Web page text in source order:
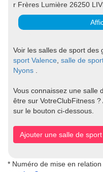
r Frères Lumière 26250
Voir les salles de sport des
sport Valence salle de
Nyons
Vous connaissez une salle
être sur VotreClubFitness
sur le bouton ci-dessous.
Ajouter une salle de
* Numéro de mise en